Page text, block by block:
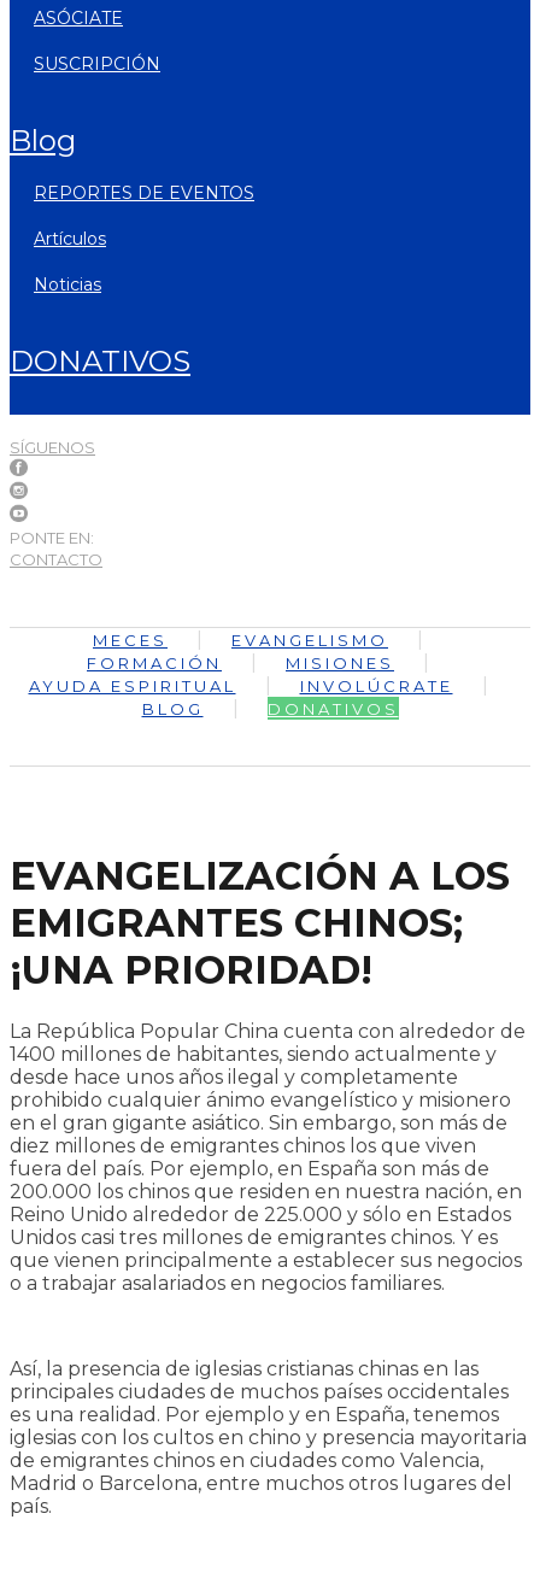
ASÓCIATE
SUSCRIPCIÓN
blog
REPORTES DE EVENTOS
artículos
noticias
DONATIVOS
SÍGUENOS
PONTE EN:
CONTACTO
MECES
EVANGELISMO
FORMACIÓN
MISIONES
AYUDA ESPIRITUAL
INVOLÚCRATE
BLOG
DONATIVOS
EVANGELIZACIÓN A LOS
EMIGRANTES CHINOS;
¡UNA PRIORIDAD!
La República Popular China cuenta con alrededor de
1400 millones de habitantes, siendo actualmente y
desde hace unos años ilegal y completamente
prohibido cualquier ánimo evangelístico y misionero
en el gran gigante asiático. Sin embargo, son más de
diez millones de emigrantes chinos los que viven
fuera del país. Por ejemplo, en España son más de
200.000 los chinos que residen en nuestra nación, en
Reino Unido alrededor de 225.000 y sólo en Estados
Unidos casi tres millones de emigrantes chinos. Y es
que vienen principalmente a establecer sus negocios
o a trabajar asalariados en negocios familiares.
Así, la presencia de iglesias cristianas chinas en las
principales ciudades de muchos países occidentales
es una realidad. Por ejemplo y en España, tenemos
iglesias con los cultos en chino y presencia mayoritaria
de emigrantes chinos en ciudades como Valencia,
Madrid o Barcelona, entre muchos otros lugares del
país.